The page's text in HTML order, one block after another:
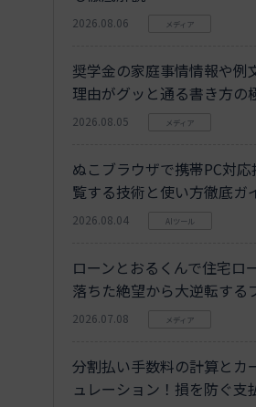
2026.08.06 メディア
奨学金の家庭事情情報や例
理由がグッと通る書き方の
2026.08.05 メディア
ぬこブラウザで携帯PC対
覧する技術と使い方徹底ガ
2026.08.04 AIツール
ローンとおるくんで住宅ロ
落ちた絶望から大逆転する
2026.07.08 メディア
分割払い手数料の計算とカ
ュレーション！損を防ぐ支